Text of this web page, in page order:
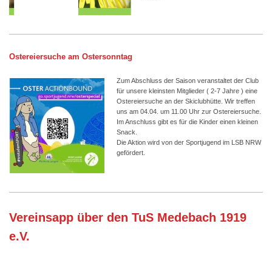
Ostereiersuche am Ostersonntag
Zum Abschluss der Saison veranstaltet der Club
für unsere kleinsten Mitglieder ( 2-7 Jahre ) eine
Ostereiersuche an der Skiclubhütte. Wir treffen
uns am 04.04. um 11.00 Uhr zur Ostereiersuche.
Im Anschluss gibt es für die Kinder einen kleinen
Snack.
Die Aktion wird von der Sportjugend im LSB NRW
gefördert.
Vereinsapp über den TuS Medebach 1919
e.V.